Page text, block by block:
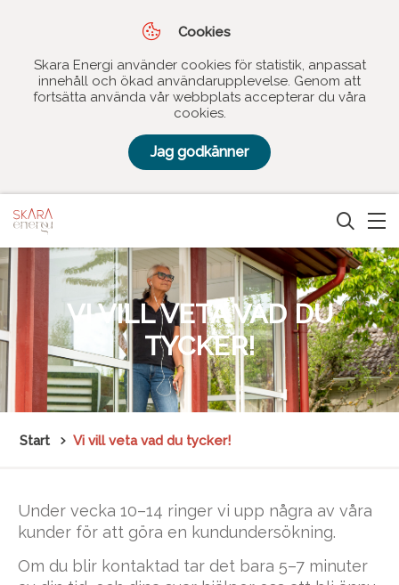
Cookies
Skara Energi använder cookies för statistik, anpassat
innehåll och ökad användarupplevelse. Genom att
fortsätta använda vår webbplats accepterar du våra
cookies.
Jag godkänner
VI VILL VETA VAD DU
TYCKER!
Start Vi vill veta vad du tycker!
Under vecka 10–14 ringer vi upp några av våra
kunder för att göra en kundundersökning.
Om du blir kontaktad tar det bara 5–7 minuter